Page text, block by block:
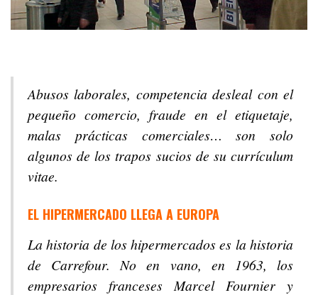
Abusos laborales, competencia desleal con el
pequeño comercio, fraude en el etiquetaje,
malas prácticas comerciales… son solo
algunos de los trapos sucios de su currículum
vitae.
EL HIPERMERCADO LLEGA A EUROPA
La historia de los hipermercados es la historia
de Carrefour. No en vano, en 1963, los
empresarios franceses Marcel Fournier y